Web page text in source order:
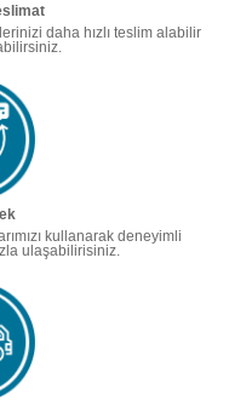
daha hızlı teslim alabilir
kullanarak deneyimli
ulaşabilirisiniz.